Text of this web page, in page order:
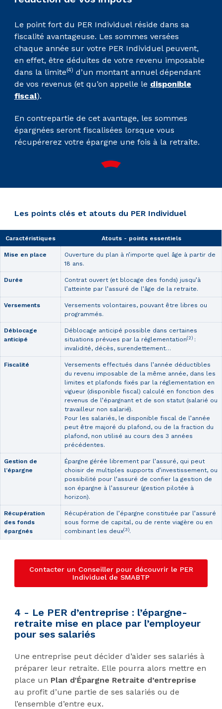
Le point fort du PER Individuel réside dans sa
fiscalité avantageuse. Les sommes versées
chaque année sur votre PER Individuel peuvent,
en effet, être déduites de votre revenu imposable
dans la limite(4) d’un montant annuel dépendant
de vos revenus (et qu’on appelle le disponible
fiscal).
En contrepartie de cet avantage, les sommes
épargnées seront fiscalisées lorsque vous
récupérerez votre épargne une fois à la retraite.
Les points clés et atouts du PER Individuel
Caractéristiques Atouts - points essentiels
Mise en place
Ouverture du plan à n’importe quel âge à partir de
18 ans.
Durée
Contrat ouvert (et blocage des fonds) jusqu’à
l’atteinte par l’assuré de l’âge de la retraite.
Versements
Versements volontaires, pouvant être libres ou
programmés.
Déblocage
anticipé
Déblocage anticipé possible dans certaines
situations prévues par la réglementation(2) :
invalidité, décès, surendettement…
Fiscalité
Versements effectués dans l’année déductibles
du revenu imposable de la même année, dans les
limites et plafonds fixés par la réglementation en
vigueur (disponible fiscal) calculé en fonction des
revenus de l’épargnant et de son statut (salarié ou
travailleur non salarié).
Pour les salariés, le disponible fiscal de l’année
peut être majoré du plafond, ou de la fraction du
plafond, non utilisé au cours des 3 années
précédentes.
Gestion de
l’épargne
Épargne gérée librement par l’assuré, qui peut
choisir de multiples supports d’investissement, ou
possibilité pour l’assuré de confier la gestion de
son épargne à l’assureur (gestion pilotée à
horizon).
Récupération
des fonds
épargnés
Récupération de l’épargne constituée par l’assuré
sous forme de capital, ou de rente viagère ou en
combinant les deux(3).
Contacter un Conseiller pour découvrir le PER
Individuel de SMABTP
4 - Le PER d’entreprise : l’épargne-
retraite mise en place par l’employeur
pour ses salariés
Une entreprise peut décider d’aider ses salariés à
préparer leur retraite. Elle pourra alors mettre en
place un Plan d'Épargne Retraite d’entreprise
au profit d’une partie de ses salariés ou de
l’ensemble d’entre eux.